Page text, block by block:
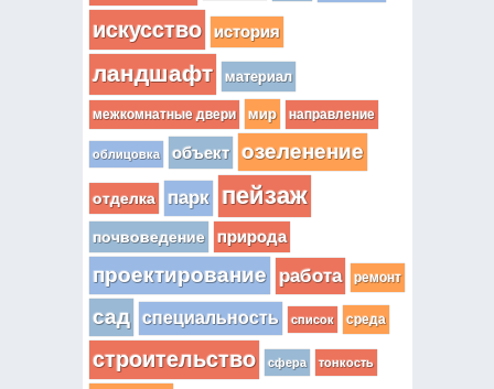
искусство история
ландшафт материал
межкомнатные двери мир направление
облицовка объект озеленение
отделка парк пейзаж
почвоведение природа
проектирование работа ремонт
сад специальность список среда
строительство сфера тонкость